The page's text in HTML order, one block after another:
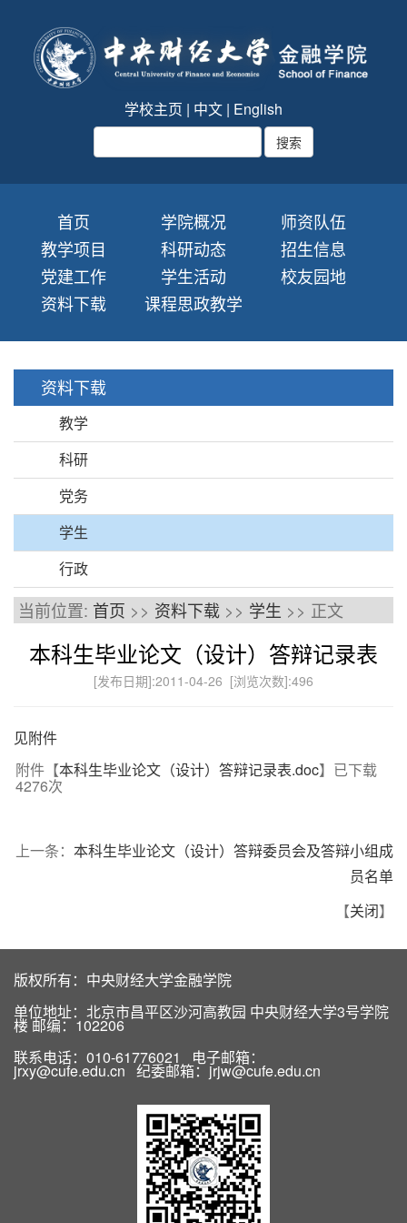
学校主页 | 中文 | English
首页 学院概况
师资队伍
教学项目
科研动态
招生信息
党建工作
学生活动
校友园地
资料下载
课程思政教学
资料下载
教学
科研
党务
学生
行政
当前位置: 首页 >> 资料下载 >> 学生 >> 正文
本科生毕业论文（设计）答辩记录表
[发布日期]:2011-04-26 [浏览次数]:496
见附件
附件【本科生毕业论文（设计）答辩记录表.doc】已下载
4276次
上一条： 本科生毕业论文（设计）答辩委员会及答辩小组成
员名单
【关闭】
版权所有：中央财经大学金融学院
单位地址：北京市昌平区沙河高教园 中央财经大学3号学院
楼 邮编：102206
联系电话：010-61776021 电子邮箱：
jrxy@cufe.edu.cn 纪委邮箱：jrjw@cufe.edu.cn